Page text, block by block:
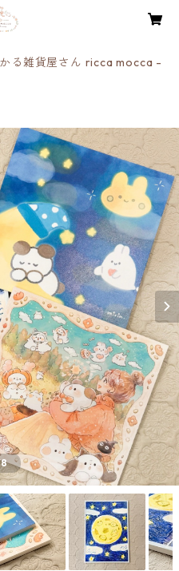
る雑貨屋さん ricca mocca -